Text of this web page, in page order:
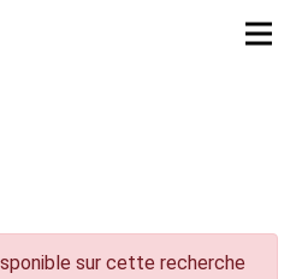
sur cette recherche